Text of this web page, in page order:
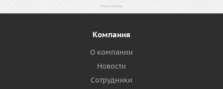
Компания
О компании
Новости
Сотрудники